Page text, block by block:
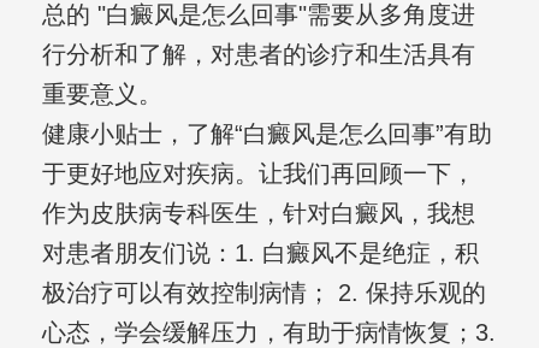
总的 "白癜风是怎么回事"需要从多角度进
行分析和了解，对患者的诊疗和生活具有
重要意义。
健康小贴士，了解“白癜风是怎么回事”有助
于更好地应对疾病。让我们再回顾一下，
作为皮肤病专科医生，针对白癜风，我想
对患者朋友们说：1. 白癜风不是绝症，积
极治疗可以有效控制病情； 2. 保持乐观的
心态，学会缓解压力，有助于病情恢复；3.